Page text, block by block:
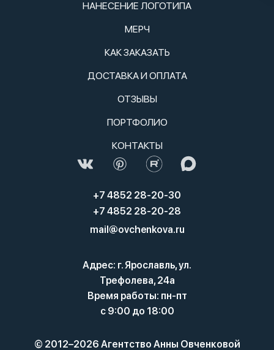
НАНЕСЕНИЕ ЛОГОТИПА
МЕРЧ
КАК ЗАКАЗАТЬ
ДОСТАВКА И ОПЛАТА
ОТЗЫВЫ
ПОРТФОЛИО
КОНТАКТЫ
+7 4852 28-20-30
+7 4852 28-20-28
mail@ovchenkova.ru
Адрес: г. Ярославль, ул.
Трефолева, 24а
Время работы: пн-пт
с 9:00 до 18:00
© 2012–2026 Агентство Анны Овченковой